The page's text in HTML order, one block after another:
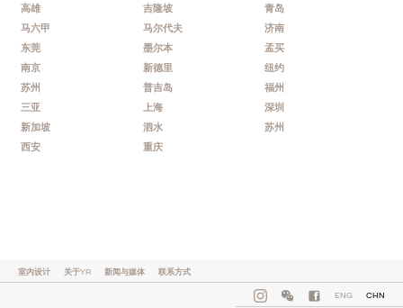
高雄
吉隆坡
青岛
马六甲
马尔代夫
济南
东莞
墨尔本
孟买
南京
新德里
纽约
苏州
普吉岛
福州
三亚
上海
深圳
新加坡
泗水
苏州
西安
重庆
室内设计 关于YR 新闻与媒体 联系方式
ENG CHN